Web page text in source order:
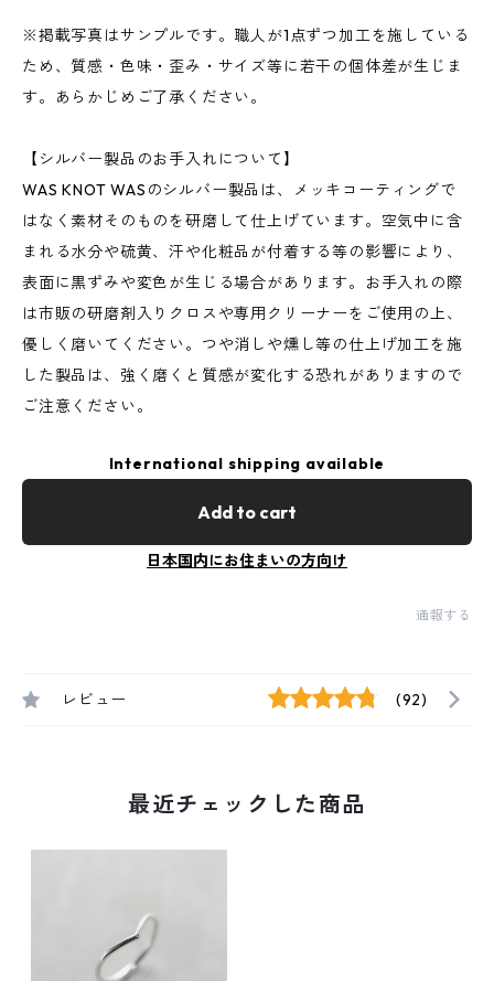
※掲載写真はサンプルです。職人が1点ずつ加工を施している
ため、質感・色味・歪み・サイズ等に若干の個体差が生じま
す。あらかじめご了承ください。
【シルバー製品のお手入れについて】
WAS KNOT WASのシルバー製品は、メッキコーティングで
はなく素材そのものを研磨して仕上げています。空気中に含
まれる水分や硫黄、汗や化粧品が付着する等の影響により、
表面に黒ずみや変色が生じる場合があります。お手入れの際
は市販の研磨剤入りクロスや専用クリーナーをご使用の上、
優しく磨いてください。つや消しや燻し等の仕上げ加工を施
した製品は、強く磨くと質感が変化する恐れがありますので
ご注意ください。
International shipping available
Add to cart
日本国内にお住まいの方向け
通報する
レビュー (92)
最近チェックした商品